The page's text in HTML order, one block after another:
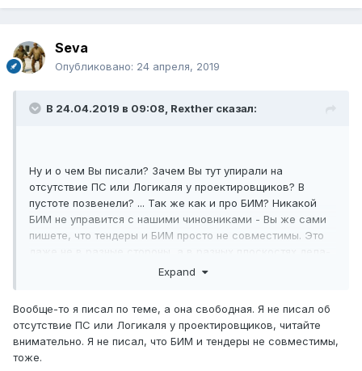
Seva
Опубликовано: 24 апреля, 2019
В 24.04.2019 в 09:08, Rexther сказал:
Ну и о чем Вы писали? Зачем Вы тут упирали на
отсутствие ПС или Логикаля у проектировщиков? В
пустоте позвенели? ... Так же как и про БИМ? Никакой
БИМ не управится с нашими чиновниками - Вы же сами
пишете, что тендеры и БИМ просто не совместимы. Это
цифровизации, словечко. ФЗ приняли ... Ну приняли -
реализовывать-то как? Чем? Кем? Где? ЗАЧЕМ???
Ну ладно, я еще понимаю нужны модели зданий, но в
Expand
Вообще-то я писал по теме, а она свободная. Я не писал об
отсутствие ПС или Логикаля у проектировщиков, читайте
внимательно. Я не писал, что БИМ и тендеры не совместимы,
тоже.